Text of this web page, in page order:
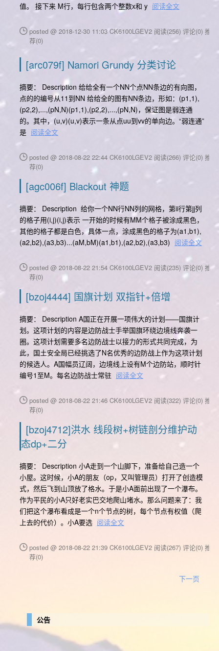
值。 接下来 M行，每行包含两个整数x和 y 阅读全文
posted @ 2018-12-30 11:03 CK6100LGEV2 阅读(256) 评论(0) 推
荐(0)
[arc079f] Namori Grundy 分类讨论
摘要： Description 给给全有一个NN个点NN条边的有向图，
点的的编号从11到NN 给给全的图有NN条边，形如：(p1,1),
(p2,2),...,(pN,N)(p1,1),(p2,2),...,(pN,N)，保证图是弱连通
的。其中，(u,v)(u,v)表示一条从点uu到vv的单向边。“弱连通”
是 阅读全文
posted @ 2018-08-22 22:44 CK6100LGEV2 阅读(266) 评论(0) 推
荐(0)
[agc006f] Blackout 神题
摘要： Description ​ 给你一个NN行NN列的网格，第ii行第jj列
的格子用(i,j)(i,j)表示 一开始的时候有MM个格子被涂成黑色，
其他的格子都是白色，具体一点，涂成黑色的格子为(a1,b1),
(a2,b2),(a3,b3)...(aM,bM)(a1,b1),(a2,b2),(a3,b3) 阅读全文
posted @ 2018-08-22 21:54 CK6100LGEV2 阅读(235) 评论(0) 推
荐(0)
[bzoj4444] 国旗计划 双指针+倍增
摘要： Description A国正在开展一项伟大的计划——国旗计
划。这项计划的内容是边防战士手举国旗环绕边境线奔袭一
圈。这项计划需要多名边防战士以接力的形式共同完成，为
此，国土安全局已经挑选了N名优秀的边防战上作为这项计划
的候选人。A国幅员辽阔，边境线上设有M个边防站，顺时针
编号1至M。每名边防战士常驻 阅读全文
posted @ 2018-08-22 21:46 CK6100LGEV2 阅读(322) 评论(0) 推
荐(0)
[bzoj4712]洪水 线段树+树链剖分维护动
态dp+二分
摘要： Description 小A走到一个山脚下，准备给自己造一个
小屋。这时候，小A的朋友（op，又叫管理员）打开了创造模
式，然后飞到山顶放了格水。于是小A面前出现了一个瀑布。
作为平民的小A只好老实巴交地爬山堵水。那么问题来了：我
们把这个瀑布看成是一个n个节点的树，每个节点有权值（爬
上去的代价）。小A要选 阅读全文
posted @ 2018-08-22 21:39 CK6100LGEV2 阅读(267) 评论(0) 推
荐(0)
下一页
公告